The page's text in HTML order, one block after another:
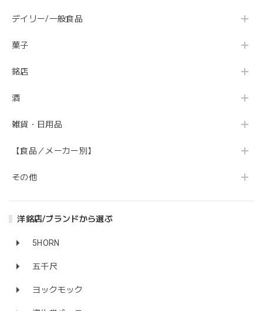
デイリー/一般食品
菓子
銘店
酒
雑貨・日用品
【食品／メーカー別】
その他
洋銘店/ブランドから選ぶ
5HORN
五千尺
ヨックモック